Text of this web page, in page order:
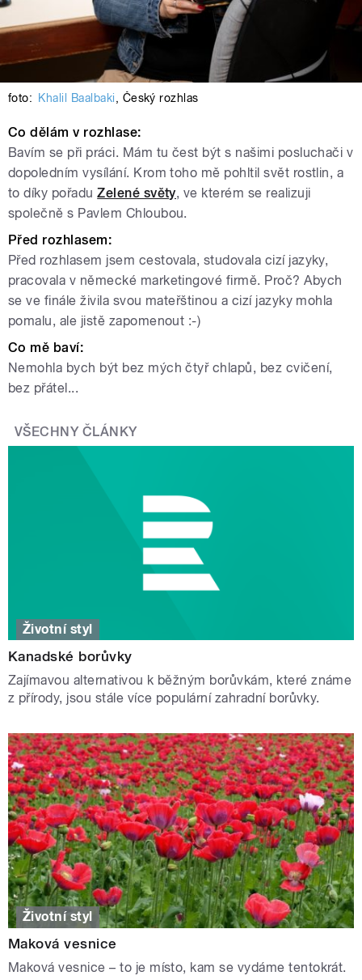
foto: Khalil Baalbaki, Český rozhlas
Co dělám v rozhlase:
Bavím se při práci. Mám tu čest být s našimi posluchači v
dopoledním vysílání. Krom toho mě pohltil svět rostlin, a
to díky pořaduZelené světy, ve kterém se realizuji
společně s Pavlem Chloubou.
Před rozhlasem:
Před rozhlasem jsem cestovala, studovala cizí jazyky,
pracovala v německé marketingové firmě. Proč? Abych
se ve finále živila svou mateřštinou a cizí jazyky mohla
pomalu, ale jistě zapomenout :-)
Co mě baví:
Nemohla bych být bez mých čtyř chlapů, bez cvičení,
bez přátel...
VŠECHNY ČLÁNKY
Životní styl
Kanadské borůvky
Zajímavou alternativou k běžným borůvkám, které známe
z přírody, jsou stále více populární zahradní borůvky.
Životní styl
Maková vesnice
Maková vesnice – to je místo, kam se vydáme tentokrát.